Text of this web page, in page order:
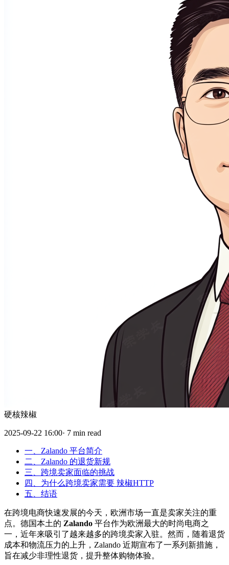
硬核辣椒
2025-09-22 16:00· 7 min read
一、Zalando 平台简介
二、Zalando 的退货新规
三、跨境卖家面临的挑战
四、为什么跨境卖家需要 辣椒HTTP
五、结语
在跨境电商快速发展的今天，欧洲市场一直是卖家关注的重
点。德国本土的 Zalando 平台作为欧洲最大的时尚电商之
一，近年来吸引了越来越多的跨境卖家入驻。然而，随着退货
成本和物流压力的上升，Zalando 近期宣布了一系列新措施，
旨在减少非理性退货，提升整体购物体验。